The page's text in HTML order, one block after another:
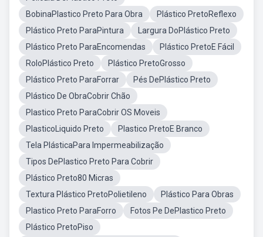
BobinaPlastico Preto Para Obra
Plástico PretoReflexo
Plástico Preto ParaPintura
Largura DoPlástico Preto
Plástico Preto ParaEncomendas
Plástico PretoE Fácil
RoloPlástico Preto
Plástico PretoGrosso
Plástico Preto ParaForrar
Pés DePlástico Preto
Plástico De ObraCobrir Chão
Plastico Preto ParaCobrir OS Moveis
PlasticoLiquido Preto
Plastico PretoE Branco
Tela PlásticaPara Impermeabilização
Tipos DePlastico Preto Para Cobrir
Plástico Preto80 Micras
Textura Plástico PretoPolietileno
Plástico Para Obras
Plastico Preto ParaForro
Fotos Pe DePlastico Preto
Plástico PretoPiso